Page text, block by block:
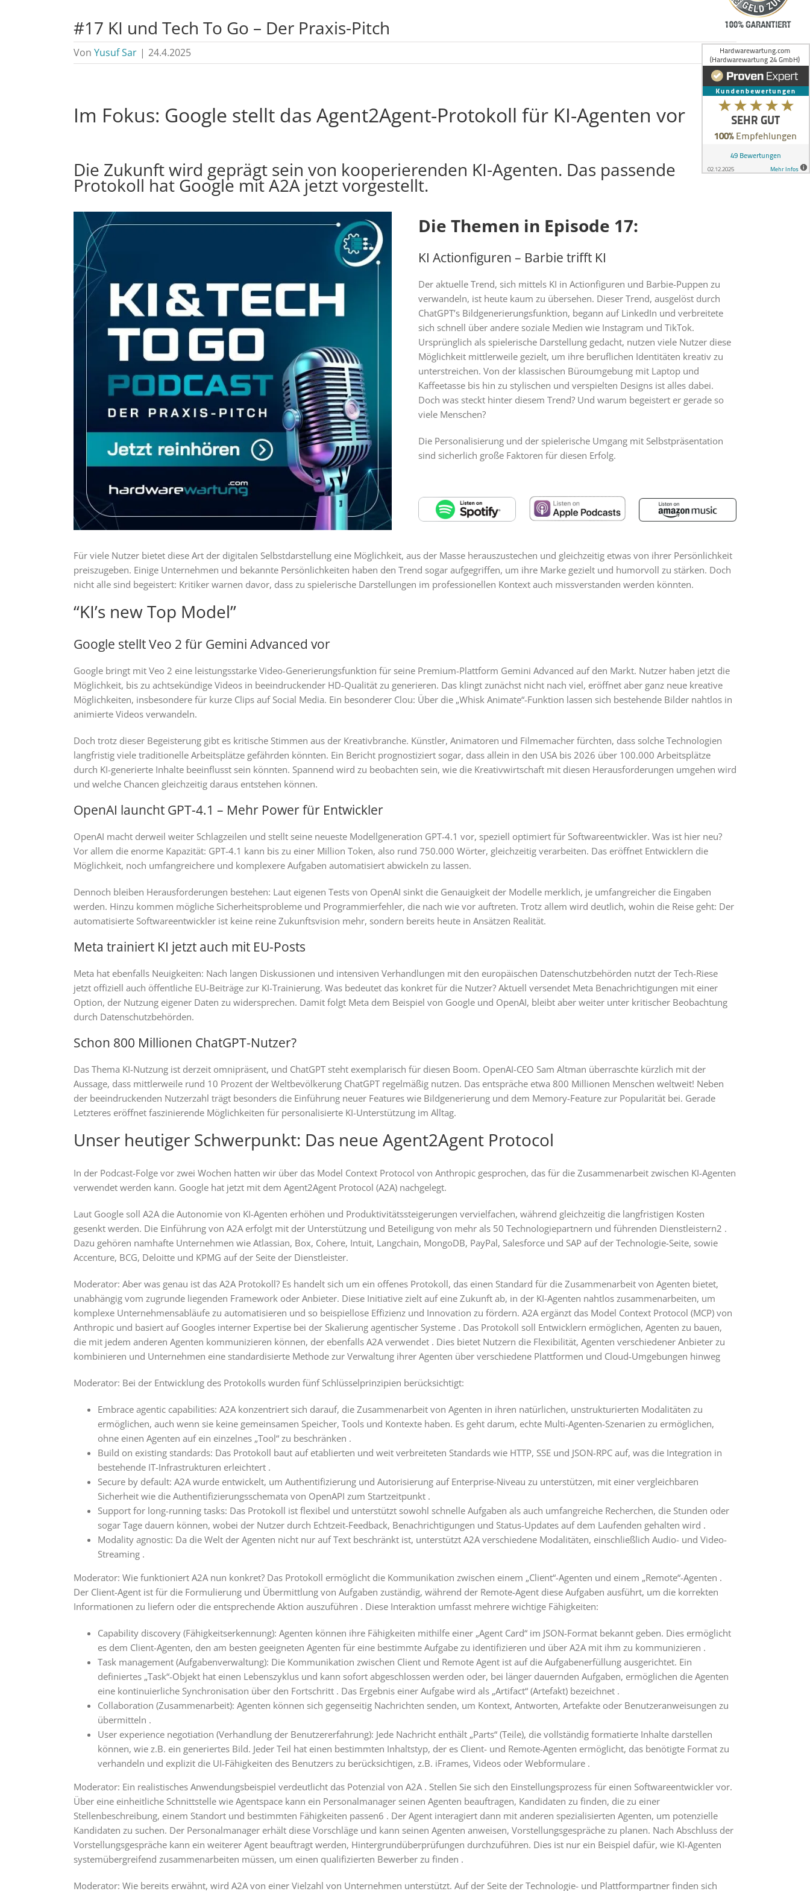
#17 KI und Tech To Go – Der Praxis-Pitch
Von Yusuf Sar | 24.4.2025
Im Fokus: Google stellt das Agent2Agent-Protokoll für KI-Agenten vor
Die Zukunft wird geprägt sein von kooperierenden KI-Agenten. Das passende
Protokoll hat Google mit A2A jetzt vorgestellt.
Die Themen in Episode 17:
KI Actionfiguren – Barbie trifft KI
Der aktuelle Trend, sich mittels KI in Actionfiguren und Barbie-Puppen zu
verwandeln, ist heute kaum zu übersehen. Dieser Trend, ausgelöst durch
ChatGPT’s Bildgenerierungsfunktion, begann auf LinkedIn und verbreitete
sich schnell über andere soziale Medien wie Instagram und TikTok.
Ursprünglich als spielerische Darstellung gedacht, nutzen viele Nutzer diese
Möglichkeit mittlerweile gezielt, um ihre beruflichen Identitäten kreativ zu
unterstreichen. Von der klassischen Büroumgebung mit Laptop und
Kaffeetasse bis hin zu stylischen und verspielten Designs ist alles dabei.
Doch was steckt hinter diesem Trend? Und warum begeistert er gerade so
viele Menschen?
Die Personalisierung und der spielerische Umgang mit Selbstpräsentation
sind sicherlich große Faktoren für diesen Erfolg.
Für viele Nutzer bietet diese Art der digitalen Selbstdarstellung eine Möglichkeit, aus der Masse herauszustechen und gleichzeitig etwas von ihrer Persönlichkeit
preiszugeben. Einige Unternehmen und bekannte Persönlichkeiten haben den Trend sogar aufgegriffen, um ihre Marke gezielt und humorvoll zu stärken. Doch
nicht alle sind begeistert: Kritiker warnen davor, dass zu spielerische Darstellungen im professionellen Kontext auch missverstanden werden könnten.
“KI’s new Top Model”
Google stellt Veo 2 für Gemini Advanced vor
Google bringt mit Veo 2 eine leistungsstarke Video-Generierungsfunktion für seine Premium-Plattform Gemini Advanced auf den Markt. Nutzer haben jetzt die
Möglichkeit, bis zu achtsekündige Videos in beeindruckender HD-Qualität zu generieren. Das klingt zunächst nicht nach viel, eröffnet aber ganz neue kreative
Möglichkeiten, insbesondere für kurze Clips auf Social Media. Ein besonderer Clou: Über die „Whisk Animate“-Funktion lassen sich bestehende Bilder nahtlos in
animierte Videos verwandeln.
Doch trotz dieser Begeisterung gibt es kritische Stimmen aus der Kreativbranche. Künstler, Animatoren und Filmemacher fürchten, dass solche Technologien
langfristig viele traditionelle Arbeitsplätze gefährden könnten. Ein Bericht prognostiziert sogar, dass allein in den USA bis 2026 über 100.000 Arbeitsplätze
durch KI-generierte Inhalte beeinflusst sein könnten. Spannend wird zu beobachten sein, wie die Kreativwirtschaft mit diesen Herausforderungen umgehen wird
und welche Chancen gleichzeitig daraus entstehen können.
OpenAI launcht GPT-4.1 – Mehr Power für Entwickler
OpenAI macht derweil weiter Schlagzeilen und stellt seine neueste Modellgeneration GPT-4.1 vor, speziell optimiert für Softwareentwickler. Was ist hier neu?
Vor allem die enorme Kapazität: GPT-4.1 kann bis zu einer Million Token, also rund 750.000 Wörter, gleichzeitig verarbeiten. Das eröffnet Entwicklern die
Möglichkeit, noch umfangreichere und komplexere Aufgaben automatisiert abwickeln zu lassen.
Dennoch bleiben Herausforderungen bestehen: Laut eigenen Tests von OpenAI sinkt die Genauigkeit der Modelle merklich, je umfangreicher die Eingaben
werden. Hinzu kommen mögliche Sicherheitsprobleme und Programmierfehler, die nach wie vor auftreten. Trotz allem wird deutlich, wohin die Reise geht: Der
automatisierte Softwareentwickler ist keine reine Zukunftsvision mehr, sondern bereits heute in Ansätzen Realität.
Meta trainiert KI jetzt auch mit EU-Posts
Meta hat ebenfalls Neuigkeiten: Nach langen Diskussionen und intensiven Verhandlungen mit den europäischen Datenschutzbehörden nutzt der Tech-Riese
jetzt offiziell auch öffentliche EU-Beiträge zur KI-Trainierung. Was bedeutet das konkret für die Nutzer? Aktuell versendet Meta Benachrichtigungen mit einer
Option, der Nutzung eigener Daten zu widersprechen. Damit folgt Meta dem Beispiel von Google und OpenAI, bleibt aber weiter unter kritischer Beobachtung
durch Datenschutzbehörden.
Schon 800 Millionen ChatGPT-Nutzer?
Das Thema KI-Nutzung ist derzeit omnipräsent, und ChatGPT steht exemplarisch für diesen Boom. OpenAI-CEO Sam Altman überraschte kürzlich mit der
Aussage, dass mittlerweile rund 10 Prozent der Weltbevölkerung ChatGPT regelmäßig nutzen. Das entspräche etwa 800 Millionen Menschen weltweit! Neben
der beeindruckenden Nutzerzahl trägt besonders die Einführung neuer Features wie Bildgenerierung und dem Memory-Feature zur Popularität bei. Gerade
Letzteres eröffnet faszinierende Möglichkeiten für personalisierte KI-Unterstützung im Alltag.
Unser heutiger Schwerpunkt: Das neue Agent2Agent Protocol
In der Podcast-Folge vor zwei Wochen hatten wir über das Model Context Protocol von Anthropic gesprochen, das für die Zusammenarbeit zwischen KI-Agenten
verwendet werden kann. Google hat jetzt mit dem Agent2Agent Protocol (A2A) nachgelegt.
Laut Google soll A2A die Autonomie von KI-Agenten erhöhen und Produktivitätssteigerungen vervielfachen, während gleichzeitig die langfristigen Kosten
gesenkt werden. Die Einführung von A2A erfolgt mit der Unterstützung und Beteiligung von mehr als 50 Technologiepartnern und führenden Dienstleistern2 .
Dazu gehören namhafte Unternehmen wie Atlassian, Box, Cohere, Intuit, Langchain, MongoDB, PayPal, Salesforce und SAP auf der Technologie-Seite, sowie
Accenture, BCG, Deloitte und KPMG auf der Seite der Dienstleister.
Moderator: Aber was genau ist das A2A Protokoll? Es handelt sich um ein offenes Protokoll, das einen Standard für die Zusammenarbeit von Agenten bietet,
unabhängig vom zugrunde liegenden Framework oder Anbieter. Diese Initiative zielt auf eine Zukunft ab, in der KI-Agenten nahtlos zusammenarbeiten, um
komplexe Unternehmensabläufe zu automatisieren und so beispiellose Effizienz und Innovation zu fördern. A2A ergänzt das Model Context Protocol (MCP) von
Anthropic und basiert auf Googles interner Expertise bei der Skalierung agentischer Systeme . Das Protokoll soll Entwicklern ermöglichen, Agenten zu bauen,
die mit jedem anderen Agenten kommunizieren können, der ebenfalls A2A verwendet . Dies bietet Nutzern die Flexibilität, Agenten verschiedener Anbieter zu
kombinieren und Unternehmen eine standardisierte Methode zur Verwaltung ihrer Agenten über verschiedene Plattformen und Cloud-Umgebungen hinweg
Moderator: Bei der Entwicklung des Protokolls wurden fünf Schlüsselprinzipien berücksichtigt:
Embrace agentic capabilities: A2A konzentriert sich darauf, die Zusammenarbeit von Agenten in ihren natürlichen, unstrukturierten Modalitäten zu
ermöglichen, auch wenn sie keine gemeinsamen Speicher, Tools und Kontexte haben. Es geht darum, echte Multi-Agenten-Szenarien zu ermöglichen,
ohne einen Agenten auf ein einzelnes „Tool“ zu beschränken .
Build on existing standards: Das Protokoll baut auf etablierten und weit verbreiteten Standards wie HTTP, SSE und JSON-RPC auf, was die Integration in
bestehende IT-Infrastrukturen erleichtert .
Secure by default: A2A wurde entwickelt, um Authentifizierung und Autorisierung auf Enterprise-Niveau zu unterstützen, mit einer vergleichbaren
Sicherheit wie die Authentifizierungsschemata von OpenAPI zum Startzeitpunkt .
Support for long-running tasks: Das Protokoll ist flexibel und unterstützt sowohl schnelle Aufgaben als auch umfangreiche Recherchen, die Stunden oder
sogar Tage dauern können, wobei der Nutzer durch Echtzeit-Feedback, Benachrichtigungen und Status-Updates auf dem Laufenden gehalten wird .
Modality agnostic: Da die Welt der Agenten nicht nur auf Text beschränkt ist, unterstützt A2A verschiedene Modalitäten, einschließlich Audio- und Video-
Streaming .
Moderator: Wie funktioniert A2A nun konkret? Das Protokoll ermöglicht die Kommunikation zwischen einem „Client“-Agenten und einem „Remote“-Agenten .
Der Client-Agent ist für die Formulierung und Übermittlung von Aufgaben zuständig, während der Remote-Agent diese Aufgaben ausführt, um die korrekten
Informationen zu liefern oder die entsprechende Aktion auszuführen . Diese Interaktion umfasst mehrere wichtige Fähigkeiten:
Capability discovery (Fähigkeitserkennung): Agenten können ihre Fähigkeiten mithilfe einer „Agent Card“ im JSON-Format bekannt geben. Dies ermöglicht
es dem Client-Agenten, den am besten geeigneten Agenten für eine bestimmte Aufgabe zu identifizieren und über A2A mit ihm zu kommunizieren .
Task management (Aufgabenverwaltung): Die Kommunikation zwischen Client und Remote Agent ist auf die Aufgabenerfüllung ausgerichtet. Ein
definiertes „Task“-Objekt hat einen Lebenszyklus und kann sofort abgeschlossen werden oder, bei länger dauernden Aufgaben, ermöglichen die Agenten
eine kontinuierliche Synchronisation über den Fortschritt . Das Ergebnis einer Aufgabe wird als „Artifact“ (Artefakt) bezeichnet .
Collaboration (Zusammenarbeit): Agenten können sich gegenseitig Nachrichten senden, um Kontext, Antworten, Artefakte oder Benutzeranweisungen zu
übermitteln .
User experience negotiation (Verhandlung der Benutzererfahrung): Jede Nachricht enthält „Parts“ (Teile), die vollständig formatierte Inhalte darstellen
können, wie z.B. ein generiertes Bild. Jeder Teil hat einen bestimmten Inhaltstyp, der es Client- und Remote-Agenten ermöglicht, das benötigte Format zu
verhandeln und explizit die UI-Fähigkeiten des Benutzers zu berücksichtigen, z.B. iFrames, Videos oder Webformulare .
Moderator: Ein realistisches Anwendungsbeispiel verdeutlicht das Potenzial von A2A . Stellen Sie sich den Einstellungsprozess für einen Softwareentwickler vor.
Über eine einheitliche Schnittstelle wie Agentspace kann ein Personalmanager seinen Agenten beauftragen, Kandidaten zu finden, die zu einer
Stellenbeschreibung, einem Standort und bestimmten Fähigkeiten passen6 . Der Agent interagiert dann mit anderen spezialisierten Agenten, um potenzielle
Kandidaten zu suchen. Der Personalmanager erhält diese Vorschläge und kann seinen Agenten anweisen, Vorstellungsgespräche zu planen. Nach Abschluss der
Vorstellungsgespräche kann ein weiterer Agent beauftragt werden, Hintergrundüberprüfungen durchzuführen. Dies ist nur ein Beispiel dafür, wie KI-Agenten
systemübergreifend zusammenarbeiten müssen, um einen qualifizierten Bewerber zu finden .
Moderator: Wie bereits erwähnt, wird A2A von einer Vielzahl von Unternehmen unterstützt. Auf der Seite der Technologie- und Plattformpartner finden sich